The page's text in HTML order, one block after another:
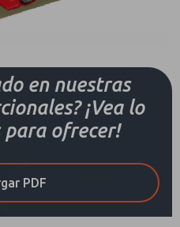
en nuestras
¡Vea lo
para ofrecer!
PDF